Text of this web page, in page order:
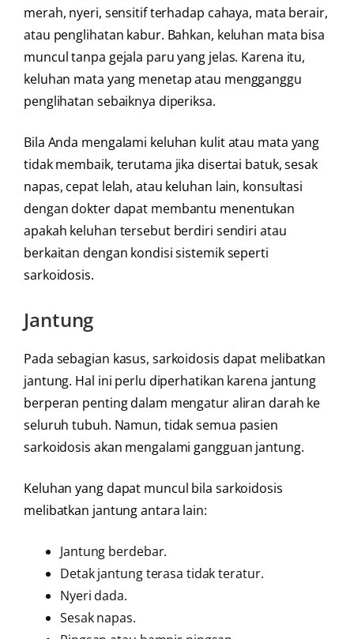
merah, nyeri, sensitif terhadap cahaya, mata berair,
atau penglihatan kabur. Bahkan, keluhan mata bisa
muncul tanpa gejala paru yang jelas. Karena itu,
keluhan mata yang menetap atau mengganggu
penglihatan sebaiknya diperiksa.
Bila Anda mengalami keluhan kulit atau mata yang
tidak membaik, terutama jika disertai batuk, sesak
napas, cepat lelah, atau keluhan lain, konsultasi
dengan dokter dapat membantu menentukan
apakah keluhan tersebut berdiri sendiri atau
berkaitan dengan kondisi sistemik seperti
sarkoidosis.
Jantung
Pada sebagian kasus, sarkoidosis dapat melibatkan
jantung. Hal ini perlu diperhatikan karena jantung
berperan penting dalam mengatur aliran darah ke
seluruh tubuh. Namun, tidak semua pasien
sarkoidosis akan mengalami gangguan jantung.
Keluhan yang dapat muncul bila sarkoidosis
melibatkan jantung antara lain:
Jantung berdebar.
Detak jantung terasa tidak teratur.
Nyeri dada.
Sesak napas.